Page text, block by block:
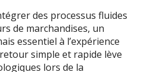
des processus fluides
de marchandises, un
essentiel à l’expérience
simple et rapide lève
lors de la